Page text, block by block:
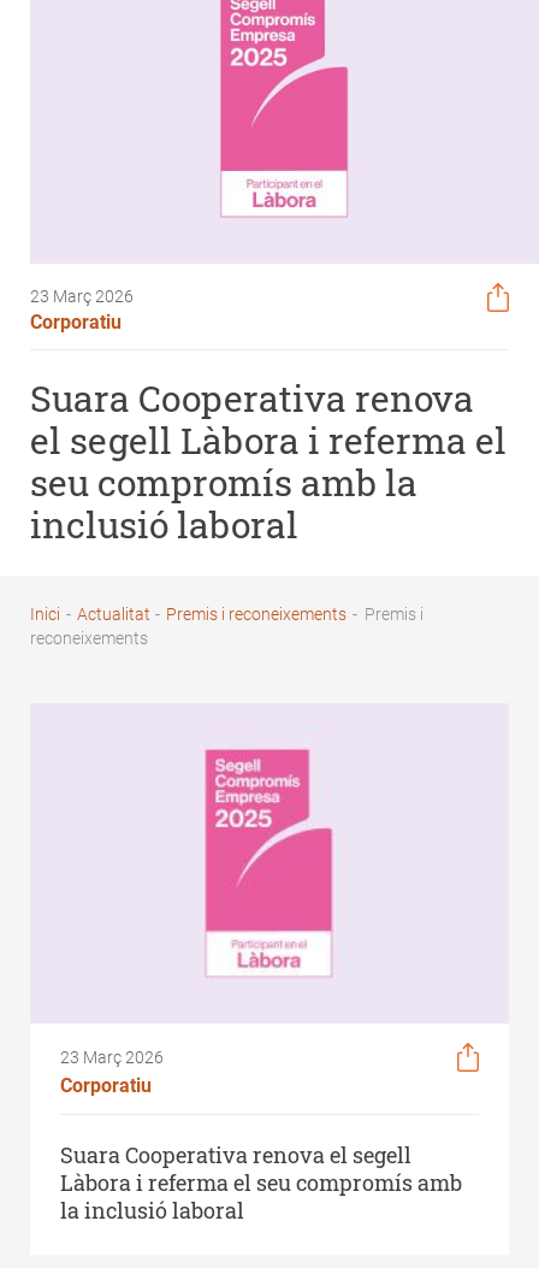
23 Març 2026
Corporatiu
Suara Cooperativa renova
el segell Làbora i referma el
seu compromís amb la
inclusió laboral
Fil
Inici - Actualitat - Premis i reconeixements - Premis i
reconeixements
23 Març 2026
Corporatiu
Suara Cooperativa renova el segell
Làbora i referma el seu compromís amb
la inclusió laboral